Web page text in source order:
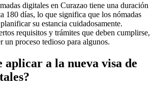
digitales en Curazao tiene una duración
180 días, lo que significa que los nómadas
su estancia cuidadosamente.
requisitos y trámites que deben cumplirse,
un proceso tedioso para algunos.
aplicar a la nueva visa de